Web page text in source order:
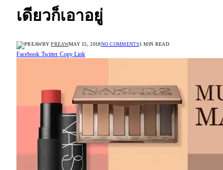
เดียวก็เอาอยู่
BY PREAWMAY 15, 2018NO COMMENTS1 MIN READ
Facebook Twitter Copy Link